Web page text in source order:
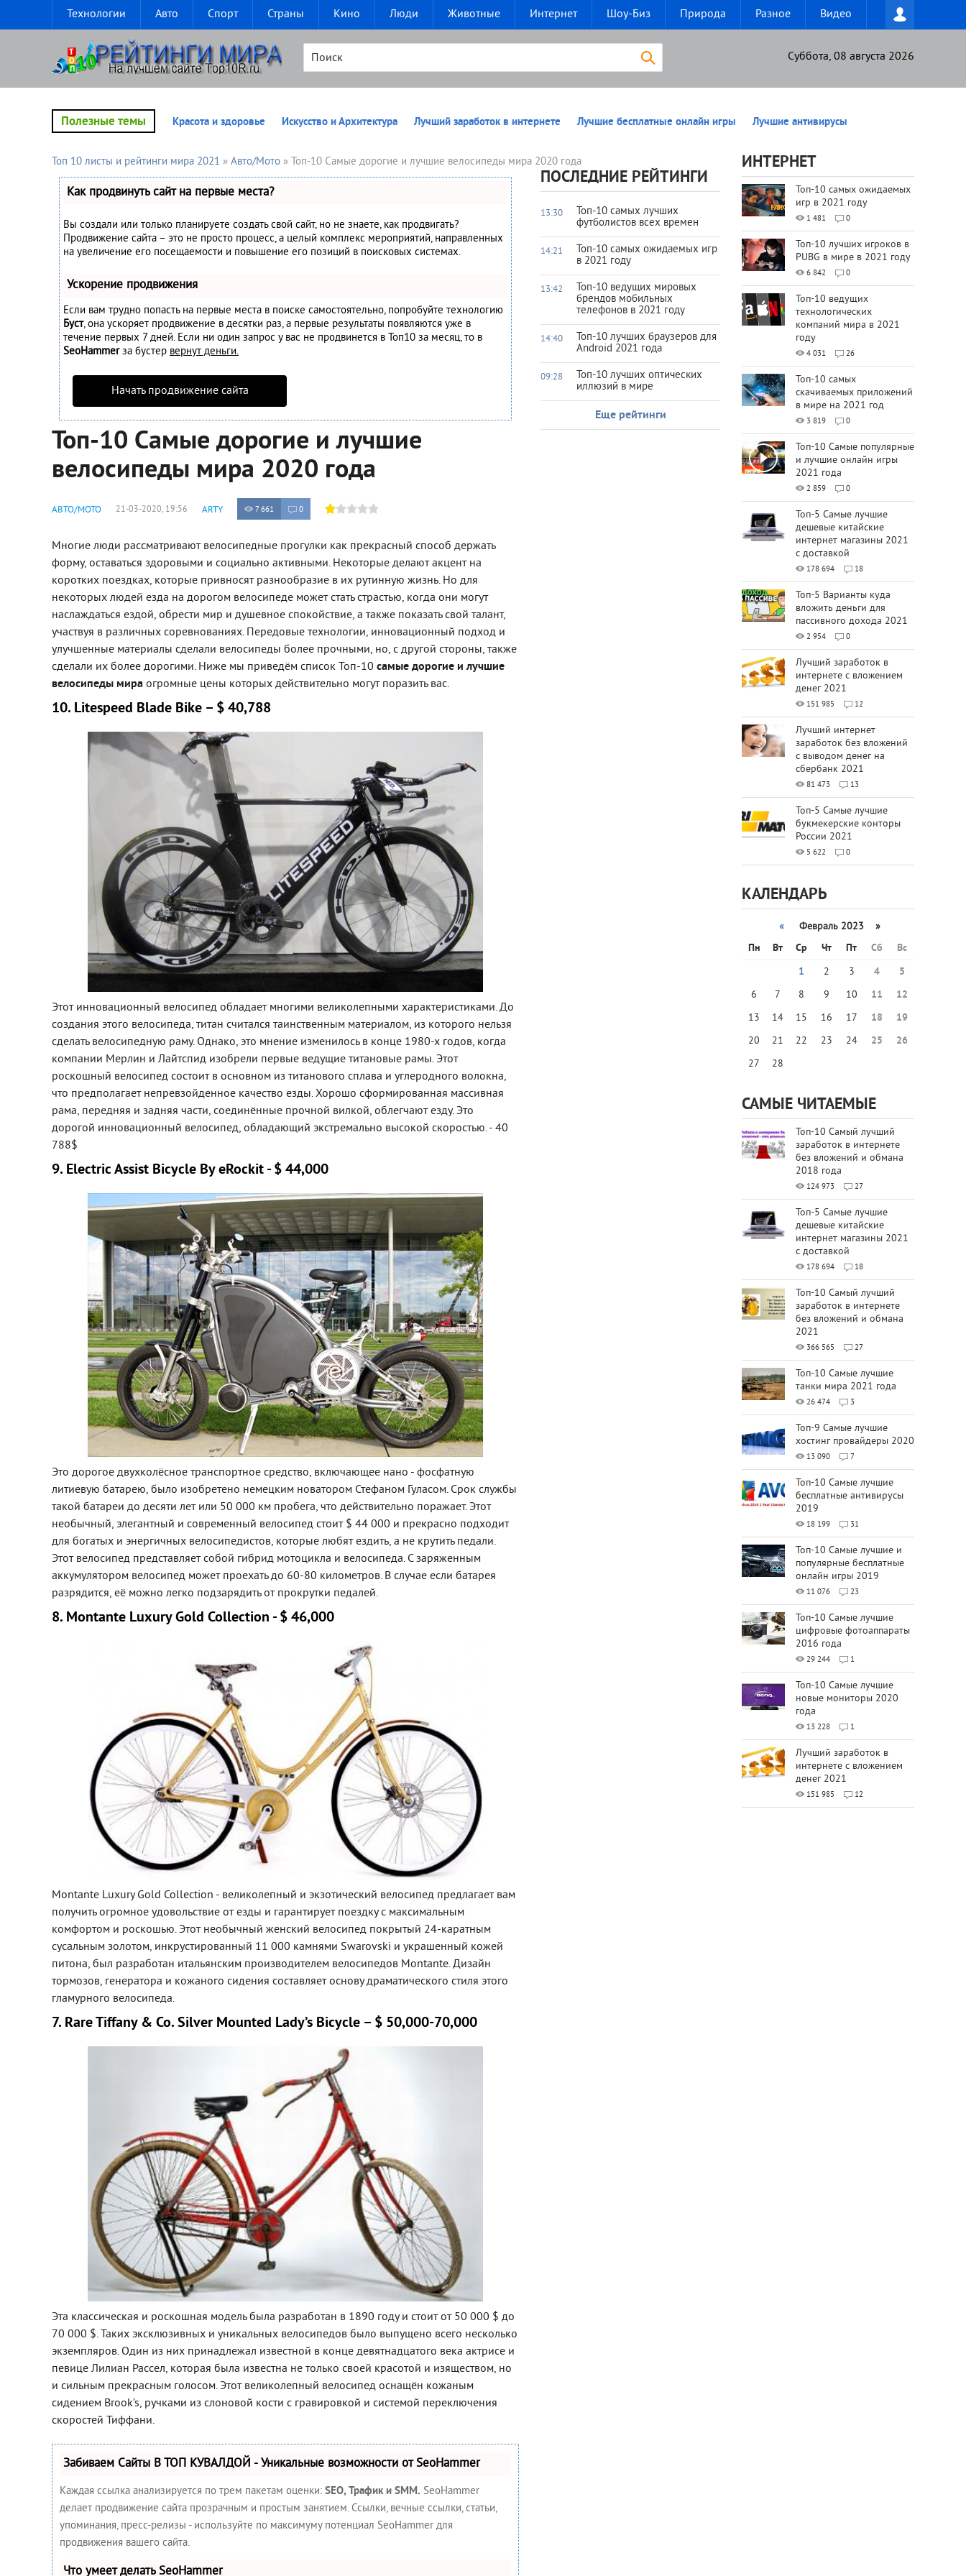
Технологии Авто Спорт Страны Кино Люди Животные Интернет Шоу-Биз Природа Разное Видео
Суббота, 08 августа 2026
Полезные темы Красота и здоровье Искусство и Архитектура Лучший заработок в интернете Лучшие бесплатные онлайн игры Лучшие антивирусы
Топ 10 листы и рейтинги мира 2021 » Авто/Мото » Топ-10 Самые дорогие и лучшие велосипеды мира 2020 года
Как продвинуть сайт на первые места?
Вы создали или только планируете создать свой сайт, но не знаете, как продвигать?
Продвижение сайта – это не просто процесс, а целый комплекс мероприятий, направленных
на увеличение его посещаемости и повышение его позиций в поисковых системах.
Ускорение продвижения
Если вам трудно попасть на первые места в поиске самостоятельно, попробуйте технологию
Буст, она ускоряет продвижение в десятки раз, а первые результаты появляются уже в
течение первых 7 дней. Если ни один запрос у вас не продвинется в Топ10 за месяц, то в
SeoHammerза бустер вернут деньги.
Начать продвижение сайта
Топ-10 Самые дорогие и лучшие
велосипеды мира 2020 года
АВТО/МОТО 21-03-2020, 19:56 ARTY 7 661 0
Многие люди рассматривают велосипедные прогулки как прекрасный способ держать
форму, оставаться здоровыми и социально активными. Некоторые делают акцент на
коротких поездках, которые привносят разнообразие в их рутинную жизнь. Но для
некоторых людей езда на дорогом велосипеде может стать страстью, когда они могут
наслаждаться ездой, обрести мир и душевное спокойствие, а также показать свой талант,
участвуя в различных соревнованиях. Передовые технологии, инновационный подход и
улучшенные материалы сделали велосипеды более прочными, но, с другой стороны, также
сделали их более дорогими. Ниже мы приведём список Топ-10 самые дорогие и лучшие
велосипеды мира огромные цены которых действительно могут поразить вас.
10. Litespeed Blade Bike – $ 40,788
Этот инновационный велосипед обладает многими великолепными характеристиками. До
создания этого велосипеда, титан считался таинственным материалом, из которого нельзя
сделать велосипедную раму. Однако, это мнение изменилось в конце 1980-х годов, когда
компании Мерлин и Лайтспид изобрели первые ведущие титановые рамы. Этот
роскошный велосипед состоит в основном из титанового сплава и углеродного волокна,
что предполагает непревзойденное качество езды. Хорошо сформированная массивная
рама, передняя и задняя части, соединённые прочной вилкой, облегчают езду. Это
дорогой инновационный велосипед, обладающий экстремально высокой скоростью. - 40
788$
9. Electric Assist Bicycle By eRockit - $ 44,000
Это дорогое двухколёсное транспортное средство, включающее нано - фосфатную
литиевую батарею, было изобретено немецким новатором Стефаном Гуласом. Срок службы
такой батареи до десяти лет или 50 000 км пробега, что действительно поражает. Этот
необычный, элегантный и современный велосипед стоит $ 44 000 и прекрасно подходит
для богатых и энергичных велосипедистов, которые любят ездить, а не крутить педали.
Этот велосипед представляет собой гибрид мотоцикла и велосипеда. С заряженным
аккумулятором велосипед может проехать до 60-80 километров. В случае если батарея
разрядится, её можно легко подзарядить от прокрутки педалей.
8. Montante Luxury Gold Collection - $ 46,000
Montante Luxury Gold Collection - великолепный и экзотический велосипед предлагает вам
получить огромное удовольствие от езды и гарантирует поездку с максимальным
комфортом и роскошью. Этот необычный женский велосипед покрытый 24-каратным
сусальным золотом, инкрустированный 11 000 камнями Swarovski и украшенный кожей
питона, был разработан итальянским производителем велосипедов Montante. Дизайн
тормозов, генератора и кожаного сидения составляет основу драматического стиля этого
гламурного велосипеда.
7. Rare Tiffany & Co. Silver Mounted Lady’s Bicycle – $ 50,000-70,000
Эта классическая и роскошная модель была разработан в 1890 году и стоит от 50 000 $ до
70 000 $. Таких эксклюзивных и уникальных велосипедов было выпущено всего несколько
экземпляров. Один из них принадлежал известной в конце девятнадцатого века актрисе и
певице Лилиан Рассел, которая была известна не только своей красотой и изяществом, но
и сильным прекрасным голосом. Этот великолепный велосипед оснащён кожаным
сидением Brook’s, ручками из слоновой кости с гравировкой и системой переключения
скоростей Тиффани.
Забиваем Сайты В ТОП КУВАЛДОЙ - Уникальные возможности от SeoHammer
Каждая ссылка анализируется по трем пакетам оценки: SEO, Трафик и SMM. SeoHammer
делает продвижение сайта прозрачным и простым занятием. Ссылки, вечные ссылки, статьи,
упоминания, пресс-релизы - используйте по максимуму потенциал SeoHammer для
продвижения вашего сайта.
Что умеет делать SeoHammer
ПОСЛЕДНИЕ РЕЙТИНГИ
13:30
Топ-10 самых лучших
футболистов всех времен
14:21
Топ-10 самых ожидаемых игр
в 2021 году
13:42
Топ-10 ведущих мировых
брендов мобильных
телефонов в 2021 году
14:40
Топ-10 лучших браузеров для
Android 2021 года
09:28
Топ-10 лучших оптических
иллюзий в мире
Еще рейтинги
ИНТЕРНЕТ
Топ-10 самых ожидаемых
игр в 2021 году
1 481 0
Топ-10 лучших игроков в
PUBG в мире в 2021 году
6 842 0
Топ-10 ведущих
технологических
компаний мира в 2021
году
4 031 26
Топ-10 самых
скачиваемых приложений
в мире на 2021 год
3 819 0
Топ-10 Самые популярные
и лучшие онлайн игры
2021 года
2 859 0
Топ-5 Самые лучшие
дешевые китайские
интернет магазины 2021
с доставкой
178 694 18
Топ-5 Варианты куда
вложить деньги для
пассивного дохода 2021
2 954 0
Лучший заработок в
интернете с вложением
денег 2021
151 985 12
Лучший интернет
заработок без вложений
с выводом денег на
сбербанк 2021
81 473 13
Топ-5 Самые лучшие
букмекерские конторы
России 2021
5 622 0
КАЛЕНДАРЬ
«
Февраль 2023 »
Пн
Вт Ср Чт Пт Сб
Вс
1
2 3 4
5
6
7 8 9 10 11
12
13
14 15 16 17 18
19
20
21 22 23 24 25
26
27
28
САМЫЕ ЧИТАЕМЫЕ
Топ-10 Самый лучший
заработок в интернете
без вложений и обмана
2018 года
124 973 27
Топ-5 Самые лучшие
дешевые китайские
интернет магазины 2021
с доставкой
178 694 18
Топ-10 Самый лучший
заработок в интернете
без вложений и обмана
2021
366 565 27
Топ-10 Самые лучшие
танки мира 2021 года
26 474 3
Топ-9 Самые лучшие
хостинг провайдеры 2020
13 090 7
Топ-10 Самые лучшие
бесплатные антивирусы
2019
18 199 31
Топ-10 Самые лучшие и
популярные бесплатные
онлайн игры 2019
11 076 23
Топ-10 Самые лучшие
цифровые фотоаппараты
2016 года
29 244 1
Топ-10 Самые лучшие
новые мониторы 2020
года
13 228 1
Лучший заработок в
интернете с вложением
денег 2021
151 985 12